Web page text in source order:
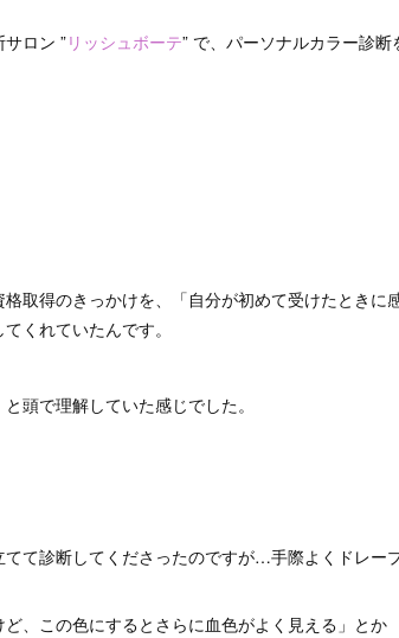
ロン ”リッシュボーテ” で、パーソナルカラー診断
取得のきっかけを、「自分が初めて受けたときに
くれていたんです。
頭で理解していた感じでした。
て診断してくださったのですが…手際よくドレー
ど、この色にするとさらに血色がよく見える」とか